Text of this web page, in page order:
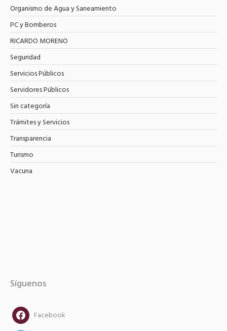
Organismo de Agua y Saneamiento
PC y Bomberos
RICARDO MORENO
Seguridad
Servicios Públicos
Servidores Públicos
Sin categoría
Trámites y Servicios
Transparencia
Turismo
Vacuna
Síguenos
facebookFacebook